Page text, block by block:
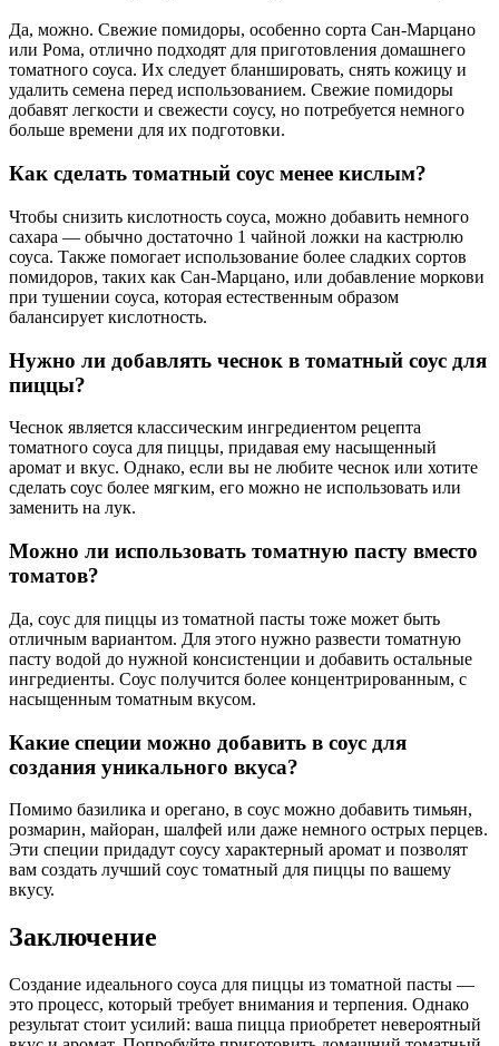
Да, можно. Свежие помидоры, особенно сорта Сан-Марцано
или Рома, отлично подходят для приготовления домашнего
томатного соуса. Их следует бланшировать, снять кожицу и
удалить семена перед использованием. Свежие помидоры
добавят легкости и свежести соусу, но потребуется немного
больше времени для их подготовки.
Как сделать томатный соус менее кислым?
Чтобы снизить кислотность соуса, можно добавить немного
сахара — обычно достаточно 1 чайной ложки на кастрюлю
соуса. Также помогает использование более сладких сортов
помидоров, таких как Сан-Марцано, или добавление моркови
при тушении соуса, которая естественным образом
балансирует кислотность.
Нужно ли добавлять чеснок в томатный соус для
пиццы?
Чеснок является классическим ингредиентом рецепта
томатного соуса для пиццы, придавая ему насыщенный
аромат и вкус. Однако, если вы не любите чеснок или хотите
сделать соус более мягким, его можно не использовать или
заменить на лук.
Можно ли использовать томатную пасту вместо
томатов?
Да, соус для пиццы из томатной пасты тоже может быть
отличным вариантом. Для этого нужно развести томатную
пасту водой до нужной консистенции и добавить остальные
ингредиенты. Соус получится более концентрированным, с
насыщенным томатным вкусом.
Какие специи можно добавить в соус для
создания уникального вкуса?
Помимо базилика и орегано, в соус можно добавить тимьян,
розмарин, майоран, шалфей или даже немного острых перцев.
Эти специи придадут соусу характерный аромат и позволят
вам создать лучший соус томатный для пиццы по вашему
вкусу.
Заключение
Создание идеального соуса для пиццы из томатной пасты —
это процесс, который требует внимания и терпения. Однако
результат стоит усилий: ваша пицца приобретет невероятный